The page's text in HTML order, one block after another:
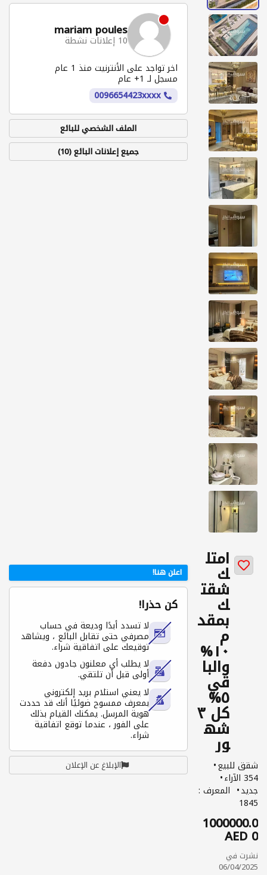
امتل
ك
شقت
ك
بمقد
م
١٠%
والبا
قي
٥%
كل ٣
شه
ور
شقق للبيع
354 الآراء
جديد المعرف :
1845
1000000.0
0 AED
نشرت في
06/04/2025
mariam poules
10 إعلانات نشطة
اخر تواجد على الأنترنيت منذ 1 عام
مسجل لـ 1+ عام
0096654423xxxx
الملف الشخصي للبائع
جميع إعلانات البائع (10)
اعلن هنا!
كن حذرا!
لا تسدد أبدًا وديعة في حساب
مصرفي حتى تقابل البائع ، ويشاهد
توقيعك على اتفاقية شراء.
لا يطلب أي معلنون جادون دفعة
أولى قبل أن تلتقي.
لا يعني استلام بريد إلكتروني
بمعرف ممسوح ضوئيًا أنك قد حددت
هوية المرسل. يمكنك القيام بذلك
على الفور ، عندما توقع اتفاقية
شراء.
الإبلاغ عن الإعلان